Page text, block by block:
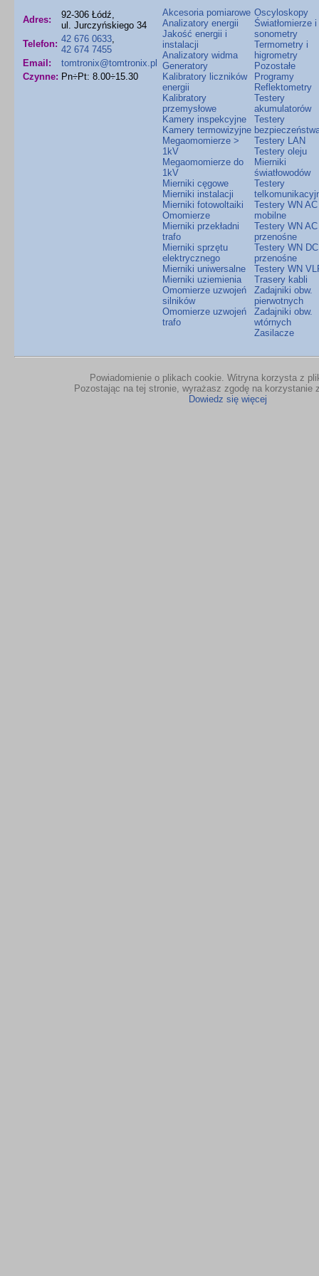
Adres:
92-306 Łódź,
ul. Jurczyńskiego 34
Telefon: 42 676 0633,
42 674 7455
Email:
tomtronix@tomtronix.pl
Czynne: Pn÷Pt: 8.00÷15.30
Akcesoria pomiarowe
Analizatory energii
Jakość energii i
instalacji
Analizatory widma
Generatory
Kalibratory liczników
energii
Kalibratory
przemysłowe
Kamery inspekcyjne
Kamery termowizyjne
Megaomomierze >
1kV
Megaomomierze do
1kV
Mierniki cęgowe
Mierniki instalacji
Mierniki fotowoltaiki
Omomierze
Mierniki przekładni
trafo
Mierniki sprzętu
elektrycznego
Mierniki uniwersalne
Mierniki uziemienia
Omomierze uzwojeń
silników
Omomierze uzwojeń
trafo
Oscyloskopy
Światłomierze i
sonometry
Termometry i
higrometry
Pozostałe
Programy
Reflektometry
Testery
akumulatorów
Testery
Testery LAN
Testery oleju
Mierniki
światłowodów
Testery
Testery WN AC
mobilne
Testery WN AC
przenośne
Testery WN DC
przenośne
Testery WN
Trasery kabli
Zadajniki obw.
pierwotnych
Zadajniki obw.
wtórnych
Zasilacze
Powiadomienie o plikach cookie. Witryna korzysta z
Pozostając na tej stronie, wyrażasz zgodę na korzystanie
Dowiedz się więcej